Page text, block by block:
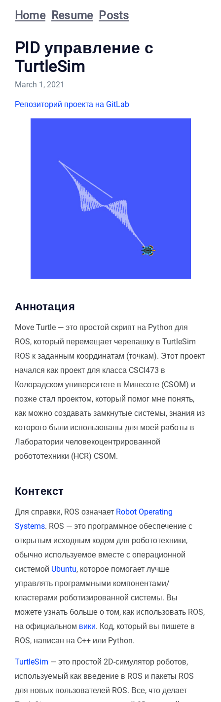
Home Resume Posts
PID управление с
TurtleSim
March 1, 2021
Репозиторий проекта на GitLab
Аннотация
Move Turtle — это простой скрипт на Python для
ROS, который перемещает черепашку в TurtleSim
ROS к заданным координатам (точкам). Этот проект
начался как проект для класса CSCI473 в
Колорадском университете в Минесоте (CSOM) и
позже стал проектом, который помог мне понять,
как можно создавать замкнутые системы, знания из
которого были использованы для моей работы в
Лаборатории человекоцентрированной
робототехники (HCR) CSOM.
Контекст
Для справки, ROS означает Robot Operating
Systems. ROS — это программное обеспечение с
открытым исходным кодом для робототехники,
обычно используемое вместе с операционной
системой Ubuntu, которое помогает лучше
управлять программными компонентами/
кластерами роботизированной системы. Вы
можете узнать больше о том, как использовать ROS,
на официальном вики. Код, который вы пишете в
ROS, написан на C++ или Python.
TurtleSim — это простой 2D-симулятор роботов,
используемый как введение в ROS и пакеты ROS
для новых пользователей ROS. Все, что делает